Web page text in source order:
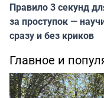
Правило 3 секунд
за проступок —
сразу и без криков
Главное и